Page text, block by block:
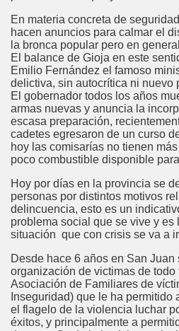
En materia concreta de
hacen anuncios para calmar el
la bronca popular pero en
El balance de Gioja en este
Emilio Fernández el famoso
delictiva, sin autocrítica ni nuevo
El gobernador todos los años
armas nuevas y anuncia la
escasa preparación,
cadetes egresaron de un curso
hoy las comisarías no tienen
poco combustible disponible
Hoy por días en la provincia se
personas por distintos motivos
delincuencia, esto es un
problema social que se vive y es
situación que con crisis se va a
Desde hace 6 años en San Juan
organización de victimas de todo
Asociación de Familiares de
Inseguridad) que le ha permitido
el flagelo de la violencia luchar
éxitos, y principalmente a